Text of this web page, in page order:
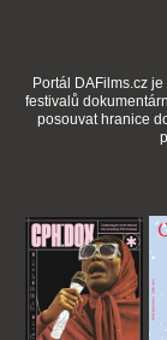
Portál DAFilms.cz
festivalů
posouvat hranice